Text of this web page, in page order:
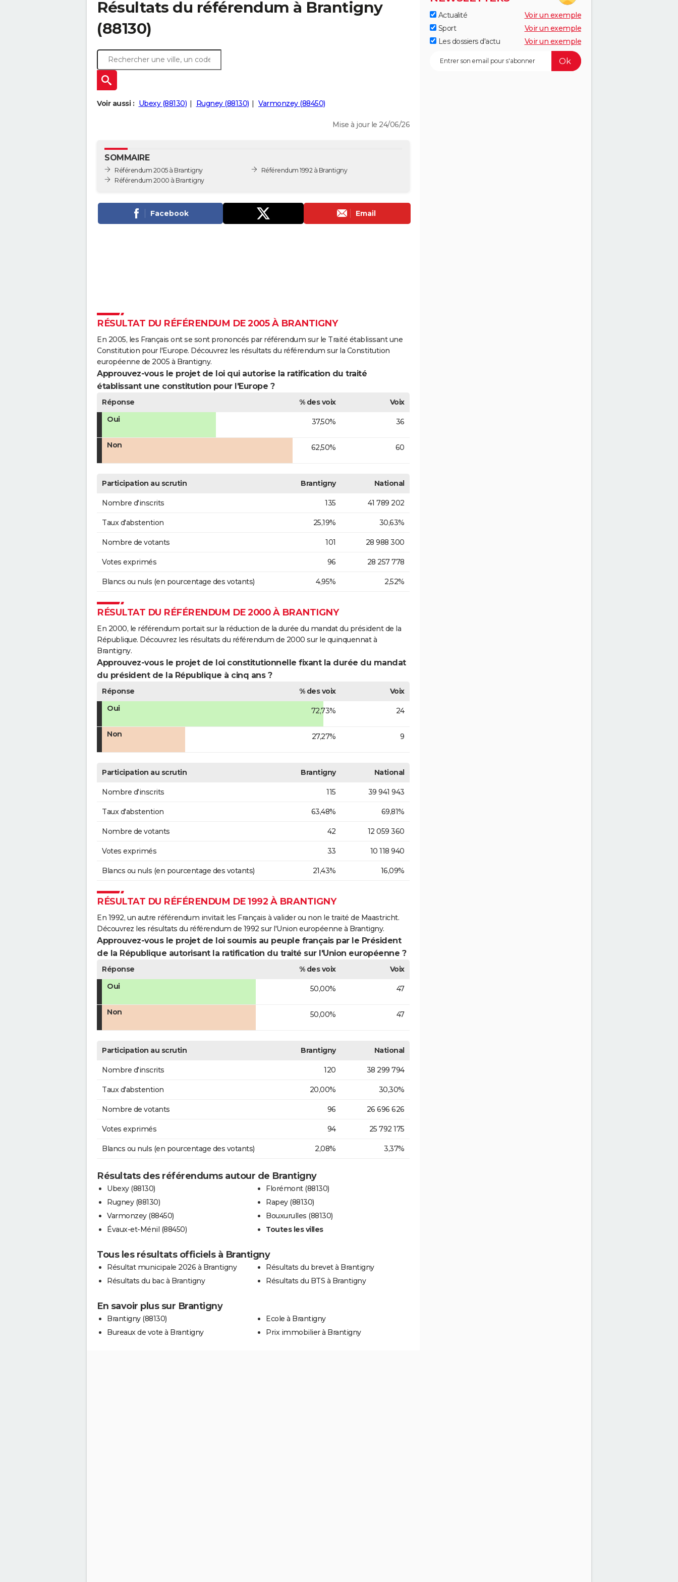
Résultats du référendum à Brantigny
(88130)
Voir aussi : Ubexy (88130) Rugney (88130) Varmonzey (88450)
Mise à jour le 24/06/26
SOMMAIRE
Référendum 2005 à Brantigny
Référendum 2000 à Brantigny
Référendum 1992 à Brantigny
Facebook Email
RÉSULTAT DU RÉFÉRENDUM DE 2005 À BRANTIGNY
En 2005, les Français ont se sont prononcés par référendum sur le Traité établissant une
Constitution pour l'Europe. Découvrez les résultats du référendum sur la Constitution
européenne de 2005 à Brantigny.
Approuvez-vous le projet de loi qui autorise la ratification du traité
établissant une constitution pour l'Europe ?
Réponse % des voix
Voix
Oui
37,50% 36
Non 62,50% 60
Participation au scrutin Brantigny National
Nombre d'inscrits 135 41 789 202
Taux d'abstention 25,19% 30,63%
Nombre de votants 101 28 988 300
Votes exprimés 96 28 257 778
Blancs ou nuls (en pourcentage des votants) 4,95% 2,52%
RÉSULTAT DU RÉFÉRENDUM DE 2000 À BRANTIGNY
En 2000, le référendum portait sur la réduction de la durée du mandat du président de la
République. Découvrez les résultats du référendum de 2000 sur le quinquennat à
Brantigny.
Approuvez-vous le projet de loi constitutionnelle fixant la durée du mandat
du président de la République à cinq ans ?
Réponse % des voix
Voix
Oui
72,73% 24
Non 27,27% 9
Participation au scrutin Brantigny National
Nombre d'inscrits 115 39 941 943
Taux d'abstention 63,48% 69,81%
Nombre de votants 42 12 059 360
Votes exprimés 33 10 118 940
Blancs ou nuls (en pourcentage des votants) 21,43% 16,09%
RÉSULTAT DU RÉFÉRENDUM DE 1992 À BRANTIGNY
En 1992, un autre référendum invitait les Français à valider ou non le traité de Maastricht.
Découvrez les résultats du référendum de 1992 sur l'Union européenne à Brantigny.
Approuvez-vous le projet de loi soumis au peuple français par le Président
de la République autorisant la ratification du traité sur l'Union européenne ?
Réponse % des voix
Voix
Oui
50,00% 47
Non 50,00% 47
Participation au scrutin Brantigny National
Nombre d'inscrits 120 38 299 794
Taux d'abstention 20,00% 30,30%
Nombre de votants 96 26 696 626
Votes exprimés 94 25 792 175
Blancs ou nuls (en pourcentage des votants) 2,08% 3,37%
Résultats des référendums autour de Brantigny
Ubexy (88130)
Rugney (88130)
Varmonzey (88450)
Évaux-et-Ménil (88450)
Florémont (88130)
Rapey (88130)
Bouxurulles (88130)
Toutes les villes
Tous les résultats officiels à Brantigny
Résultat municipale 2026 à Brantigny
Résultats du bac à Brantigny
Résultats du brevet à Brantigny
Résultats du BTS à Brantigny
En savoir plus sur Brantigny
Brantigny (88130)
Bureaux de vote à Brantigny
Ecole à Brantigny
Prix immobilier à Brantigny
Actualité
Voir un exemple
Sport
Voir un exemple
Les dossiers d'actu
Voir un exemple